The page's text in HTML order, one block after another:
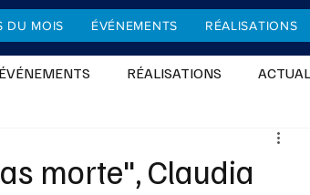
DU MOIS ÉVÉNEMENTS RÉALISATIONS
ÉVÉNEMENTS RÉALISATIONS
DIVERTISSEMENTS
morte", Claudia